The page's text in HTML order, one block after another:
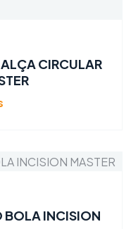
CIRCULAR
BOLA INCISION